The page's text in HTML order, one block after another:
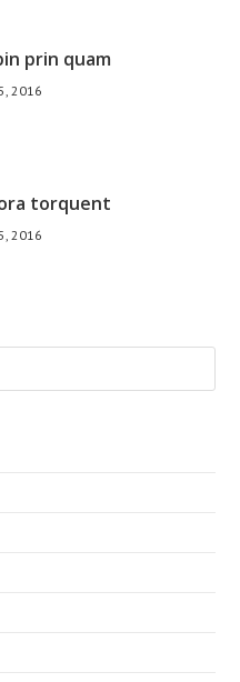
prin quam
2016
torquent
2016